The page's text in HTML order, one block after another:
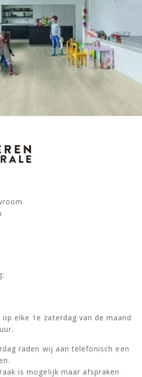
elke 1e zaterdag van de maand
raden wij aan telefonisch een
is mogelijk maar afspraken